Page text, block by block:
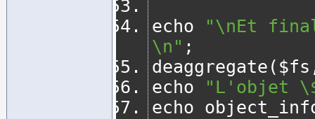
echo
"\nEt
\n" ;
deaggregate ( $fs
echo
"L'objet
echo